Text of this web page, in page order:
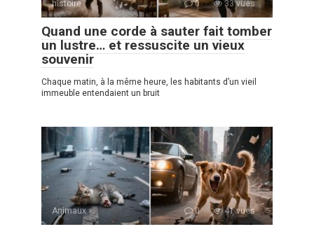
histoire 0 33 vues
Quand une corde à sauter fait tomber
un lustre… et ressuscite un vieux
souvenir
Chaque matin, à la même heure, les habitants d’un vieil
immeuble entendaient un bruit
Animaux 0 41 vues